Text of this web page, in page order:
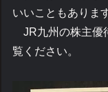
いいこともありま
JR九州の株主優
覧ください。